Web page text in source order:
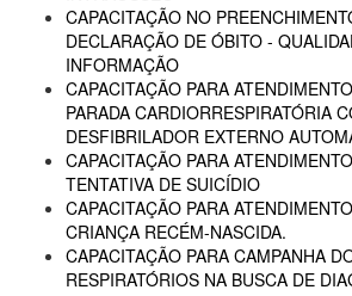
CAPACITAÇÃO NO
DECLARAÇÃO DE ÓBITO -
INFORMAÇÃO
CAPACITAÇÃO PARA
PARADA CARDIORRESPIRATÓRIA
DESFIBRILADOR EXTERNO
CAPACITAÇÃO PARA
TENTATIVA DE SUICÍDIO
CAPACITAÇÃO PARA
CRIANÇA RECÉM-NASCIDA.
CAPACITAÇÃO PARA CAMPANHA
RESPIRATÓRIOS NA BUSCA DE